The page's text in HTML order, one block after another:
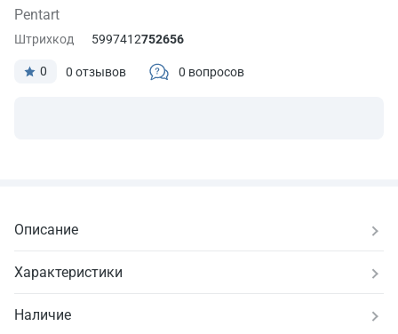
Pentart
0 0 отзывов 0 вопросов
Штрихкод 5997412752656
Описание
Характеристики
Наличие